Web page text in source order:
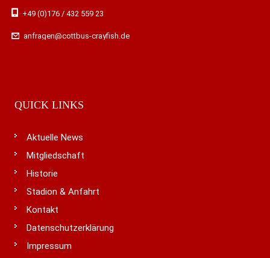
+49 (0)176 / 432 559 23
anfragen@cottbus-crayfish.de
QUICK LINKS
Aktuelle News
Mitgliedschaft
Historie
Stadion & Anfahrt
Kontakt
Datenschutzerklärung
Impressum